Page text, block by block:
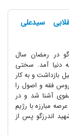
سیدعلی
در رمضان سال
دنیا آمد. سختی
و به کار
فقه و اصول را
آشنا شد و در
قیام 15 خرداد، به عرصه مبارزه با رژیم
اندرزگو پس از